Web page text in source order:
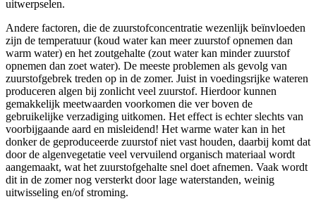
uitwerpselen.
Andere factoren, die de zuurstofconcentratie wezenlijk beïnvloeden
zijn de temperatuur (koud water kan meer zuurstof opnemen dan
warm water) en het zoutgehalte (zout water kan minder zuurstof
opnemen dan zoet water). De meeste problemen als gevolg van
zuurstofgebrek treden op in de zomer. Juist in voedingsrijke wateren
produceren algen bij zonlicht veel zuurstof. Hierdoor kunnen
gemakkelijk meetwaarden voorkomen die ver boven de
gebruikelijke verzadiging uitkomen. Het effect is echter slechts van
voorbijgaande aard en misleidend! Het warme water kan in het
donker de geproduceerde zuurstof niet vast houden, daarbij komt dat
door de algenvegetatie veel vervuilend organisch materiaal wordt
aangemaakt, wat het zuurstofgehalte snel doet afnemen. Vaak wordt
dit in de zomer nog versterkt door lage waterstanden, weinig
uitwisseling en/of stroming.